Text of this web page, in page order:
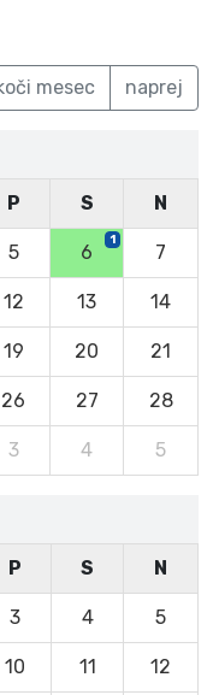
mesec naprej
P S N
5 6
1
7
12 13 14
19 20 21
26 27 28
3 4 5
P S N
3 4 5
10 11 12